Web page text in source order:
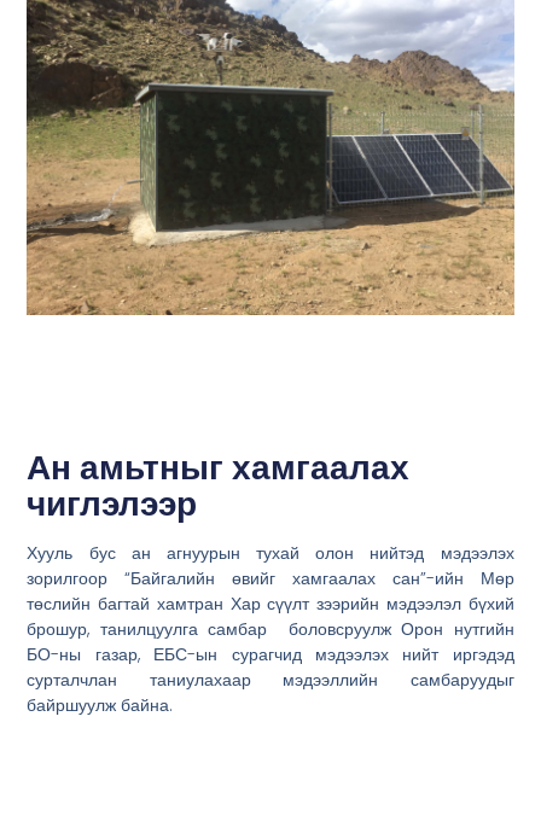
Ан амьтныг хамгаалах
чиглэлээр
Хууль бус ан агнуурын тухай олон нийтэд мэдээлэх
зорилгоор “Байгалийн өвийг хамгаалах сан”-ийн Мөр
төслийн багтай хамтран Хар сүүлт зээрийн мэдээлэл бүхий
брошур, танилцуулга самбар боловсруулж Орон нутгийн
БО-ны газар, ЕБС-ын сурагчид мэдээлэх нийт иргэдэд
сурталчлан таниулахаар мэдээллийн самбаруудыг
байршуулж байна.